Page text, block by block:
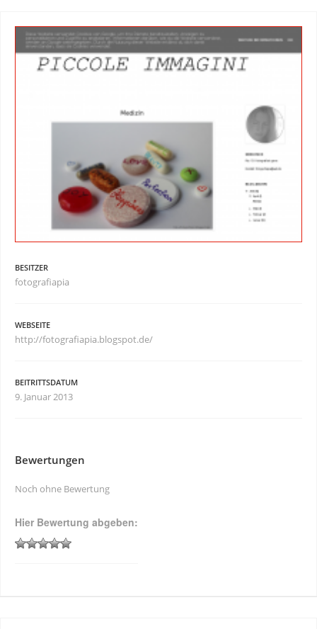
BESITZER
fotografiapia
WEBSEITE
http://fotografiapia.blogspot.de/
BEITRITTSDATUM
9. Januar 2013
Bewertungen
Noch ohne Bewertung
Hier Bewertung abgeben: